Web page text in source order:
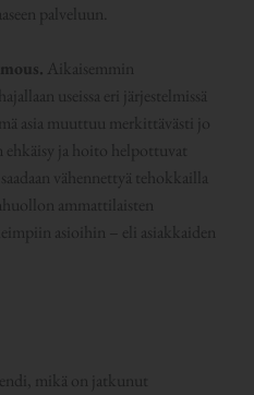
palveluun.
Aikaisemmin
useissa eri järjestelmissä
asia muuttuu merkittävästi jo
ehkäisy ja hoito helpottuvat
vähennettyä tehokkailla
ammattilaisten
asioihin – eli asiakkaiden
mikä on jatkunut